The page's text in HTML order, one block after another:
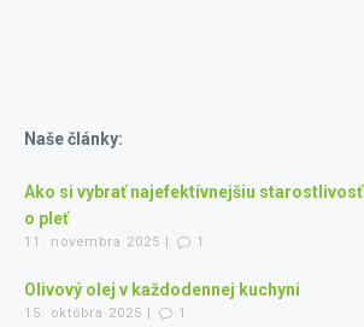
Naše články:
Ako si vybrať najefektívnejšiu starostlivosť
o pleť
11. novembra 2025 | 1
Olivový olej v každodennej kuchyni
15. októbra 2025 | 1